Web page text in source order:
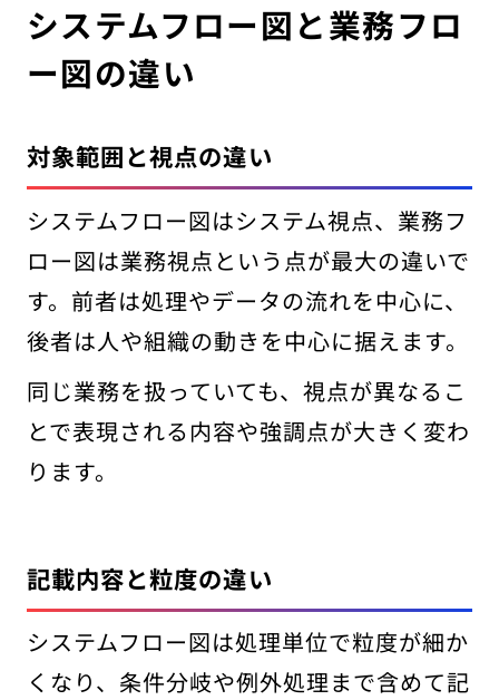
システムフロー図と業務フロ
ー図の違い
対象範囲と視点の違い
システムフロー図はシステム視点、業務フ
ロー図は業務視点という点が最大の違いで
す。前者は処理やデータの流れを中心に、
後者は人や組織の動きを中心に据えます。
同じ業務を扱っていても、視点が異なるこ
とで表現される内容や強調点が大きく変わ
ります。
記載内容と粒度の違い
システムフロー図は処理単位で粒度が細か
くなり、条件分岐や例外処理まで含めて記